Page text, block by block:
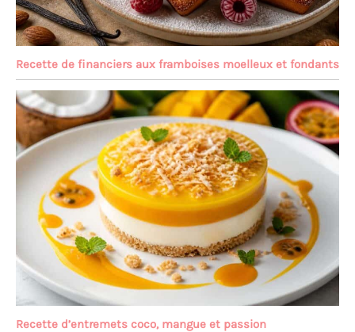
Recette de financiers aux framboises moelleux et fondants
Recette d’entremets coco, mangue et passion